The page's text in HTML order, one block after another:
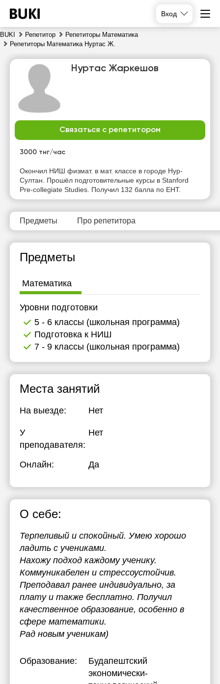
Вход
BUKI Репетитор
Репетиторы Математика
Репетиторы Математика Нуртас Ж.
Нуртас Жаркешов
Связаться с репетитором
3000 тнг/час
Окончил НИШ физмат. в мат. классе в городе Нур-
Султан. Прошёл подготовительные курсы в Stanford
Pre-collegiate Studies. Получил 132 балла по ЕНТ.
Предметы Про репетитора
Предметы
Математика
Уровни подготовки
5 - 6 классы (школьная программа)
Подготовка к НИШ
7 - 9 классы (школьная программа)
Места занятий
На выезде: Нет
У
преподавателя:
Нет
Онлайн: Да
О себе:
Терпеливый и спокойный. Умею хорошо
ладить с учениками.
Нахожу подход каждому ученику.
Коммуникабелен и стрессоустойчив.
Преподавал ранее индивидуально, за
плату и также бесплатно. Получил
качественное образование, особенно в
сфере математики.
Рад новым ученикам)
Образование:
Будапештский
экономически-
сб
вс
Нет
свободных
часов
Нет
свободных
часов
Нет
свободных
часов
свободных
часов